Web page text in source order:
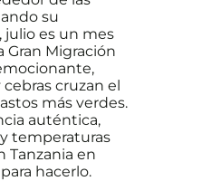
su
julio es un mes
Gran Migración
cruzan el
más verdes.
auténtica,
temperaturas
Tanzania en
hacerlo.